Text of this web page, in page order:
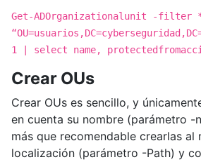
Get-ADOrganizationalunit -filter *
1 | select name,
Crear OUs
Crear OUs es sencillo, y
en cuenta su nombre (parámetro -
más que recomendable crearlas al
localización (parámetro -Path) y